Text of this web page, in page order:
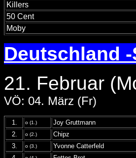
Killers
50 Cent
Moby
Deutschland
21. Februar
VÖ: 04. März (Fr)
1. o (1.) Joy Gruttmann
2.
o (2.) Chipz
3.
o (3.) Yvonne Catterfeld